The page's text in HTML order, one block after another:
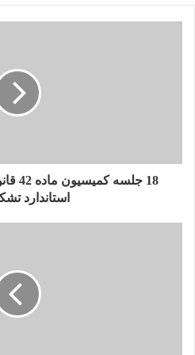
باباخان با اشاره به اینکه صدور
کنند که اغلب سخت گیری زیادی در
مدیرعامل صندوق پژوهش و فناوری
18
استاندارد